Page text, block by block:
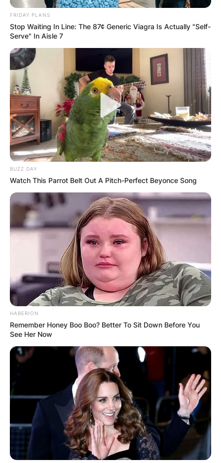
Апартмани Вили
Локали Хотели
ПОПУЛАРНИ
ЛОКАЦИИ
FRIDAY PLANS
Stop Waiting In Line: The 87¢ Generic Viagra Is Actually "Self-
Serve" In Aisle 7
BUZZ DAY
Watch This Parrot Belt Out A Pitch-Perfect Beyonce Song
HABERION
Remember Honey Boo Boo? Better To Sit Down Before You
See Her Now